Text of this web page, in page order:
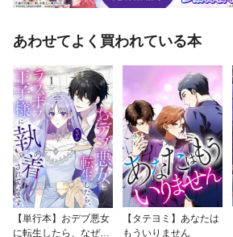
あわせてよく買われている本
【単行本】おデブ悪女
に転生したら、なぜか
【タテヨミ】あなたは
もういりません